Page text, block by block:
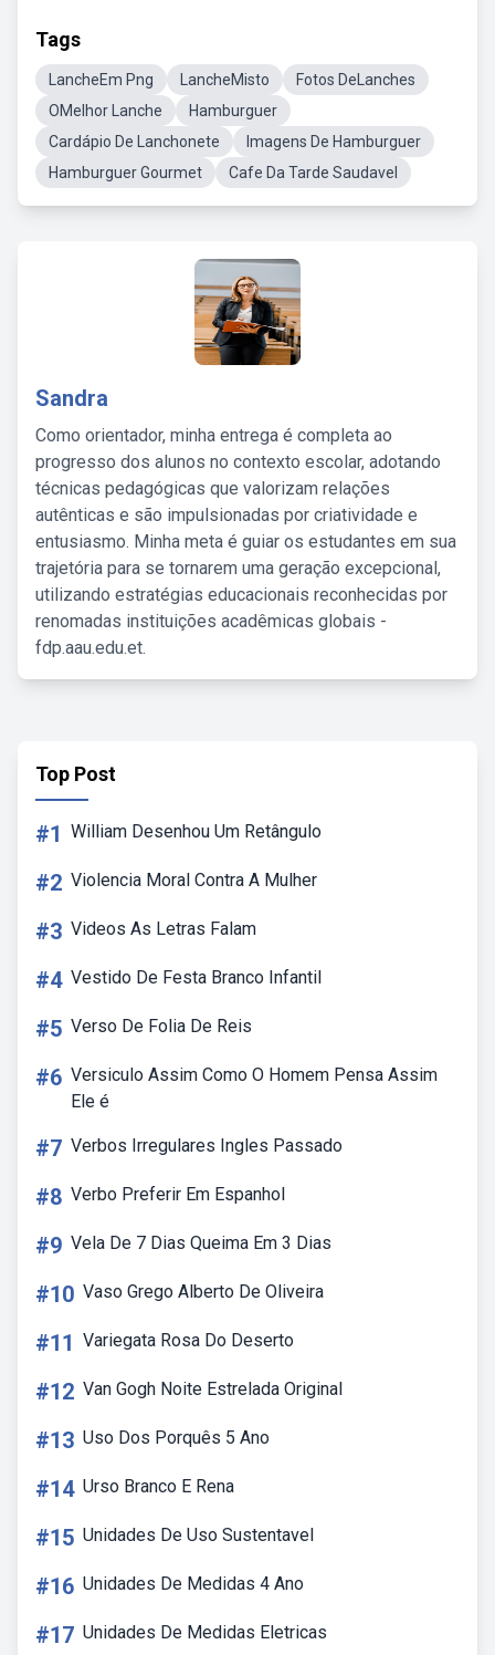
Tags
LancheEm Png LancheMisto
Fotos DeLanches
OMelhor Lanche
Hamburguer
Cardápio De Lanchonete
Imagens De Hamburguer
Hamburguer Gourmet
Cafe Da Tarde Saudavel
Sandra
Como orientador, minha entrega é completa ao
progresso dos alunos no contexto escolar, adotando
técnicas pedagógicas que valorizam relações
autênticas e são impulsionadas por criatividade e
entusiasmo. Minha meta é guiar os estudantes em sua
trajetória para se tornarem uma geração excepcional,
utilizando estratégias educacionais reconhecidas por
renomadas instituições acadêmicas globais -
fdp.aau.edu.et.
Top Post
#1 William Desenhou Um Retângulo
#2 Violencia Moral Contra A Mulher
#3 Videos As Letras Falam
#4 Vestido De Festa Branco Infantil
#5 Verso De Folia De Reis
#6 Versiculo Assim Como O Homem Pensa Assim
Ele é
#7 Verbos Irregulares Ingles Passado
#8 Verbo Preferir Em Espanhol
#9 Vela De 7 Dias Queima Em 3 Dias
#10 Vaso Grego Alberto De Oliveira
#11 Variegata Rosa Do Deserto
#12 Van Gogh Noite Estrelada Original
#13 Uso Dos Porquês 5 Ano
#14 Urso Branco E Rena
#15 Unidades De Uso Sustentavel
#16 Unidades De Medidas 4 Ano
#17 Unidades De Medidas Eletricas